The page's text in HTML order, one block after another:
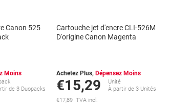
Canon 525
Moins
de 3 Duopacks
Cartouche jet d'encre CLI-526M
D'origine Canon Magenta
Achetez Plus, Dépensez Moins
€15,29
Unité
À partir de 3 Unités
€17,89 TVA incl.